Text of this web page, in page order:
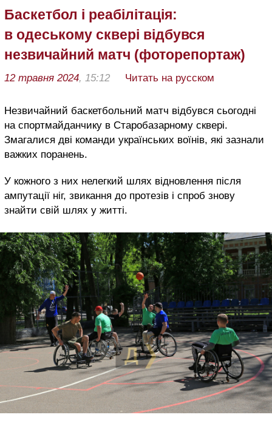
Баскетбол і реабілітація:
в одеському сквері відбувся
незвичайний матч (фоторепортаж)
12 травня 2024, 15:12 Читать на русском
Незвичайний баскетбольний матч відбувся сьогодні
на спортмайданчику в Старобазарному сквері.
Змагалися дві команди українських воїнів, які зазнали
важких поранень.
У кожного з них нелегкий шлях відновлення після
ампутації ніг, звикання до протезів і спроб знову
знайти свій шлях у житті.